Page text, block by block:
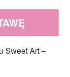
Sweet Art –